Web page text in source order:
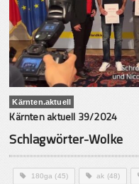
Kärnten.aktuell
Kärnten aktuell 39/2024
Schlagwörter-Wolke
180ga (45) ak (48)